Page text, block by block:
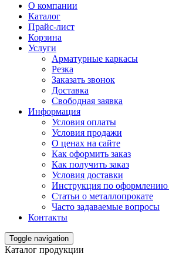
О компании
Каталог
Прайс-лист
Корзина
Услуги
Арматурные каркасы
Резка
Заказать звонок
Доставка
Свободная заявка
Информация
Условия оплаты
Условия продажи
О ценах на сайте
Как оформить заказ
Как получить заказ
Условия доставки
Инструкция по оформлению
Статьи о металлопрокате
Часто задаваемые вопросы
Контакты
Toggle navigation
Каталог продукции